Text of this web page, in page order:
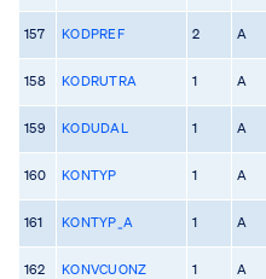
157 KODPREF 2 A
158 KODRUTRA 1 A
159 KODUDAL 1 A
160 KONTYP 1 A
161 KONTYP_A 1 A
162 KONVCUONZ 1 A